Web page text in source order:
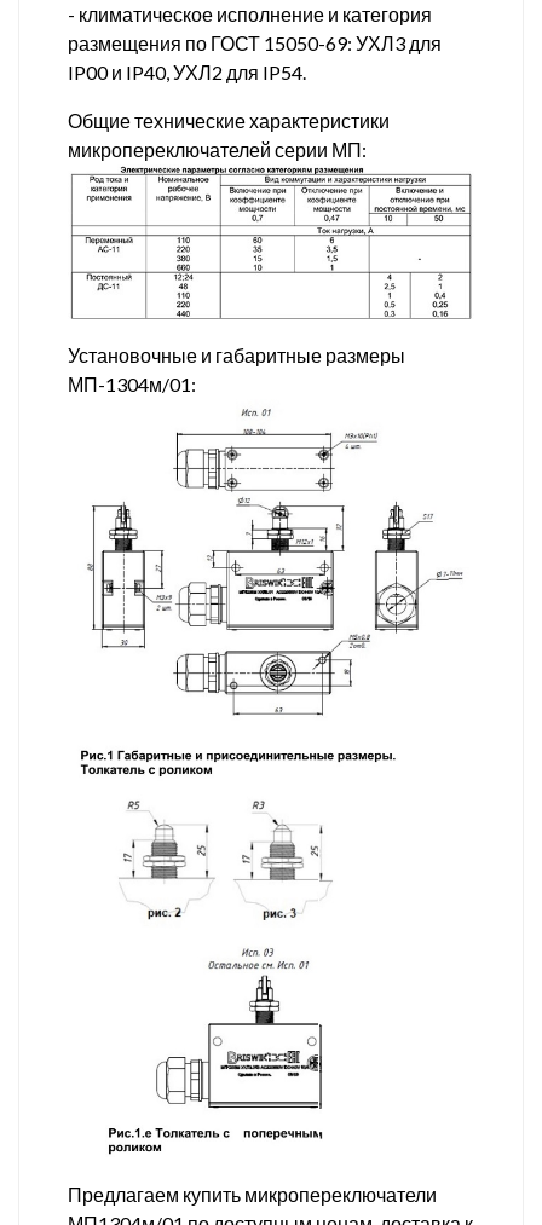
- климатическое исполнение и категория
размещения по ГОСТ 15050-69: УХЛ3 для
IP00 и IP40, УХЛ2 для IP54.
Общие технические характеристики
микропереключателей серии МП:
Установочные и габаритные размеры
МП-1304м/01:
Предлагаем купить микропереключатели